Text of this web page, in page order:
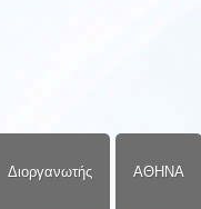
Διοργανωτής ΑΘΗΝΑ